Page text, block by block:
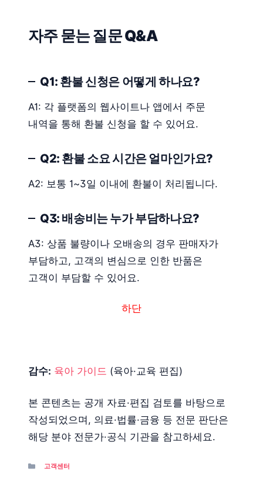
자주 묻는 질문 Q&A
Q1: 환불 신청은 어떻게 하나요?
A1: 각 플랫폼의 웹사이트나 앱에서 주문
내역을 통해 환불 신청을 할 수 있어요.
Q2: 환불 소요 시간은 얼마인가요?
A2: 보통 1~3일 이내에 환불이 처리됩니다.
Q3: 배송비는 누가 부담하나요?
A3: 상품 불량이나 오배송의 경우 판매자가
부담하고, 고객의 변심으로 인한 반품은
고객이 부담할 수 있어요.
하단
감수: 육아 가이드 (육아·교육 편집)
본 콘텐츠는 공개 자료·편집 검토를 바탕으로
작성되었으며, 의료·법률·금융 등 전문 판단은
해당 분야 전문가·공식 기관을 참고하세요.
Categories
고객센터